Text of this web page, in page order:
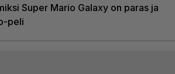
Super Mario Galaxy on paras ja
peli